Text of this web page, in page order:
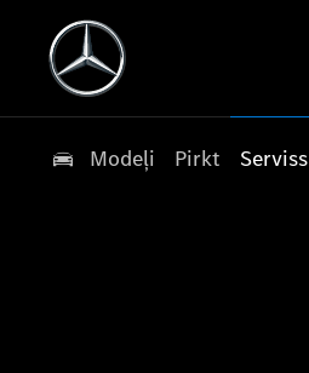
Modeļi Pirkt Serviss